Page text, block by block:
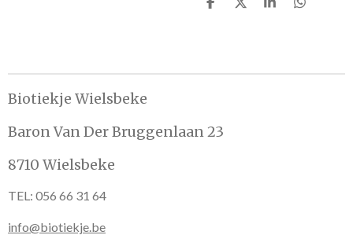
D
D
S
D
Biotiekje Wielsbeke
Baron Van Der Bruggenlaan 23
8710 Wielsbeke
TEL: 056 66 31 64
info@biotiekje.be